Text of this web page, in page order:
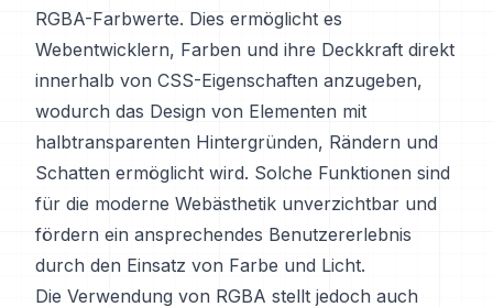
RGBA-Farbwerte. Dies ermöglicht es
Webentwicklern, Farben und ihre Deckkraft direkt
innerhalb von CSS-Eigenschaften anzugeben,
wodurch das Design von Elementen mit
halbtransparenten Hintergründen, Rändern und
Schatten ermöglicht wird. Solche Funktionen sind
für die moderne Webästhetik unverzichtbar und
fördern ein ansprechendes Benutzererlebnis
durch den Einsatz von Farbe und Licht.
Die Verwendung von RGBA stellt jedoch auch